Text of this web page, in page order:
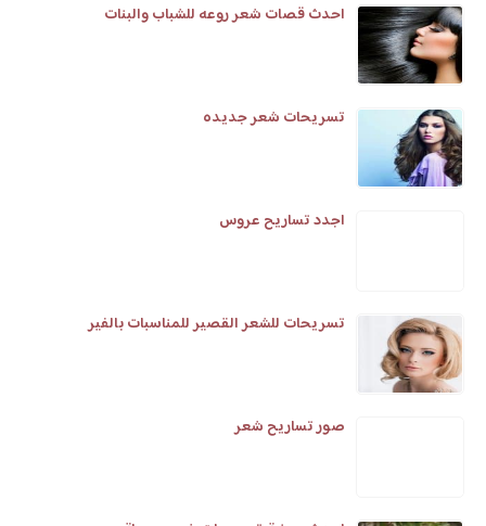
احدث قصات شعر روعه للشباب والبنات
تسريحات شعر جديده
اجدد تساريح عروس
تسريحات للشعر القصير للمناسبات بالفير
صور تساريح شعر